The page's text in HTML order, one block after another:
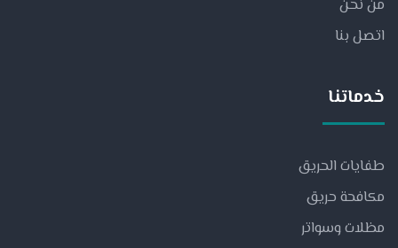
من نحن
اتصل بنا
خدماتنا
طفايات الحريق
مكافحة حريق
مظلات وسواتر